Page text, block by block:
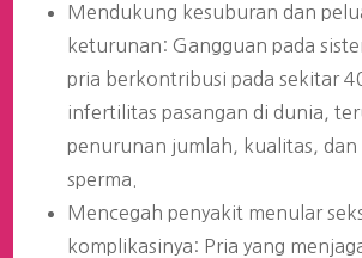
Mendukung kesuburan dan
keturunan: Gangguan pada
pria berkontribusi pada sekitar
infertilitas pasangan di dunia,
penurunan jumlah, kualitas,
sperma.
Mencegah penyakit menular
komplikasinya: Pria yang